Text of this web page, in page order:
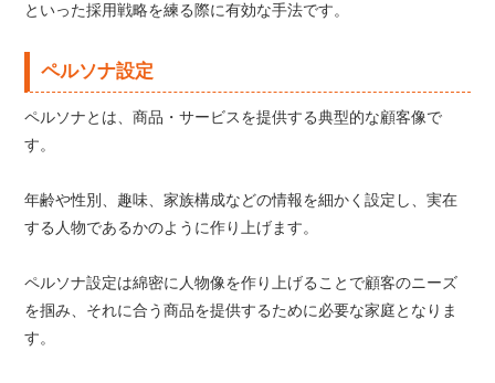
といった採用戦略を練る際に有効な手法です。
ペルソナ設定
ペルソナとは、商品・サービスを提供する典型的な顧客像で
す。
年齢や性別、趣味、家族構成などの情報を細かく設定し、実在
する人物であるかのように作り上げます。
ペルソナ設定は綿密に人物像を作り上げることで顧客のニーズ
を掴み、それに合う商品を提供するために必要な家庭となりま
す。